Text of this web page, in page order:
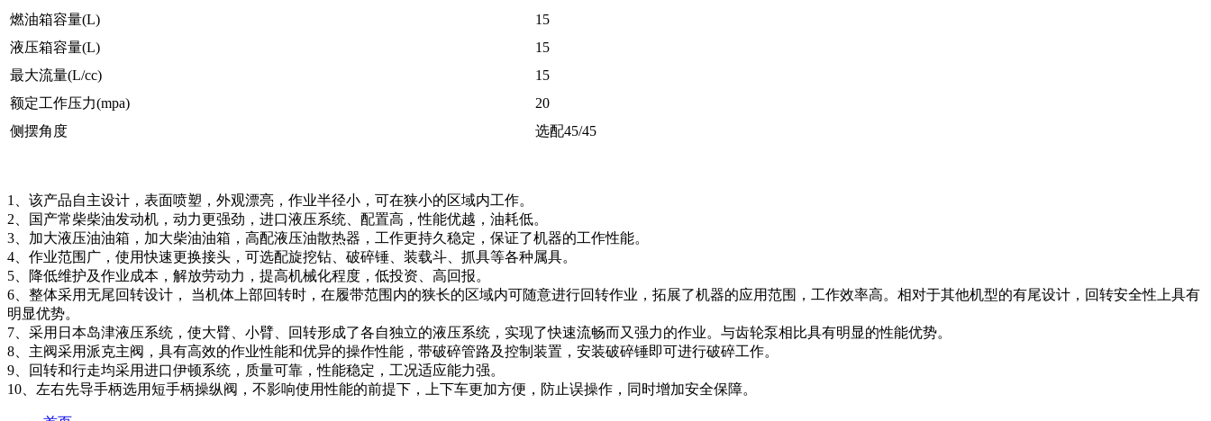
燃油箱容量(L)
15
液压箱容量(L)
15
最大流量(L/cc)
15
额定工作压力(mpa)
20
侧摆角度
选配45/45
1、该产品自主设计，表面喷塑，外观漂亮，作业半径小，可在狭小的区域内工作。
2、国产常柴柴油发动机，动力更强劲，进口液压系统、配置高，性能优越，油耗低。
3、加大液压油油箱，加大柴油油箱，高配液压油散热器，工作更持久稳定，保证了机器的工作性能。
4、作业范围广，使用快速更换接头，可选配旋挖钻、破碎锤、装载斗、抓具等各种属具。
5、降低维护及作业成本，解放劳动力，提高机械化程度，低投资、高回报。
6、整体采用无尾回转设计， 当机体上部回转时，在履带范围内的狭长的区域内可随意进行回转作业，拓展了机器的应用范围，工作效率高。相对于其他机型的有尾设计，回转安全性上具有
明显优势。
7、采用日本岛津液压系统，使大臂、小臂、回转形成了各自独立的液压系统，实现了快速流畅而又强力的作业。与齿轮泵相比具有明显的性能优势。
8、主阀采用派克主阀，具有高效的作业性能和优异的操作性能，带破碎管路及控制装置，安装破碎锤即可进行破碎工作。
9、回转和行走均采用进口伊顿系统，质量可靠，性能稳定，工况适应能力强。
10、左右先导手柄选用短手柄操纵阀，不影响使用性能的前提下，上下车更加方便，防止误操作，同时增加安全保障。